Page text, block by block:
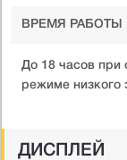
ВРЕМЯ РАБОТЫ
До 18 часов при
режиме низкого
ДИСПЛЕЙ